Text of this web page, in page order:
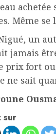
Même se
un
jamais
prix fort
ne sait
sur